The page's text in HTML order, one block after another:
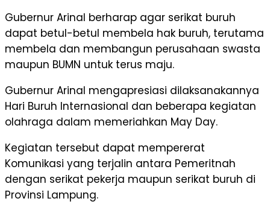
Gubernur Arinal berharap agar serikat buruh
dapat betul-betul membela hak buruh, terutama
membela dan membangun perusahaan swasta
maupun BUMN untuk terus maju.
Gubernur Arinal mengapresiasi dilaksanakannya
Hari Buruh Internasional dan beberapa kegiatan
olahraga dalam memeriahkan May Day.
Kegiatan tersebut dapat mempererat
Komunikasi yang terjalin antara Pemeritnah
dengan serikat pekerja maupun serikat buruh di
Provinsi Lampung.